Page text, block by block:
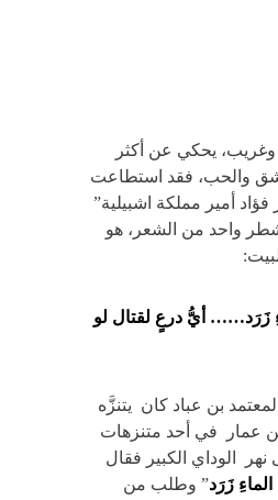
يحكي عن أكثر
والحب، فقد استطاعت
أمير مملكة اشبيلية”
واحد من الشعر، هو
زَرَد…… أيُّ درعٍ لقتال لو
بن عباد كان يتنزَّه
عمار في أحد متنزهات
نهر الوداي الكبير فقال
زَرَد” وطلب من